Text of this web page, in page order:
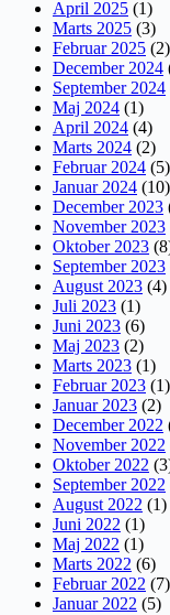
April 2025 (1)
Marts 2025 (3)
Februar 2025 (2)
December 2024
September 2024
Maj 2024 (1)
April 2024 (4)
Marts 2024 (2)
Februar 2024 (5)
Januar 2024 (10)
December 2023
November 2023
Oktober 2023
September 2023
August 2023 (4)
Juli 2023 (1)
Juni 2023 (6)
Maj 2023 (2)
Marts 2023 (1)
Februar 2023 (1)
Januar 2023 (2)
December 2022
November 2022
Oktober 2022
September 2022
August 2022 (1)
Juni 2022 (1)
Maj 2022 (1)
Marts 2022 (6)
Februar 2022 (7)
Januar 2022 (5)